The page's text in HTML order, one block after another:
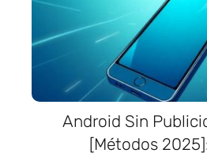
Android Sin
[Métodos